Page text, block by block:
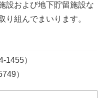
設および地下貯留施設な
り組んでまいります。
1455）
）